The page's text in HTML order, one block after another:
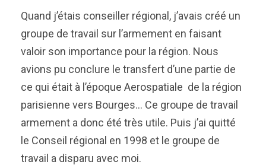
Quand j’étais conseiller régional, j’avais créé un
groupe de travail sur l’armement en faisant
valoir son importance pour la région. Nous
avions pu conclure le transfert d’une partie de
ce qui était à l’époque Aerospatiale de la région
parisienne vers Bourges… Ce groupe de travail
armement a donc été très utile. Puis j’ai quitté
le Conseil régional en 1998 et le groupe de
travail a disparu avec moi.